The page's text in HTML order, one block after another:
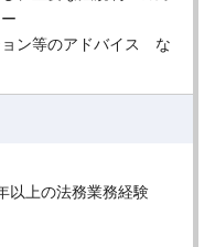
ン等のアドバイス な
以上の法務業務経験